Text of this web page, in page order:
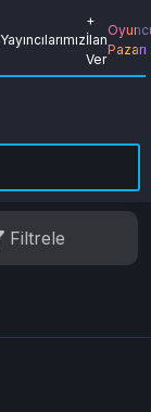
Yayıncılarımız
+
İlan
Ver
Pazarı
Filtrele